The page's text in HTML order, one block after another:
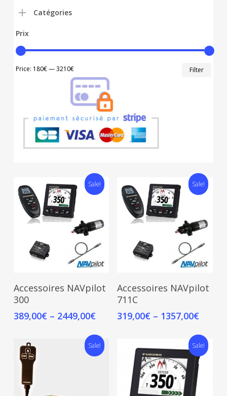
Catégories
Prix
Filter
Price: 180€—3210€
Sale!
Select Options
Accessoires NAVpilot
300
389,00€– 2449,00€
Sale!
Select Options
Accessoires NAVpilot
711C
319,00€ – 1357,00€
Sale! Sale!